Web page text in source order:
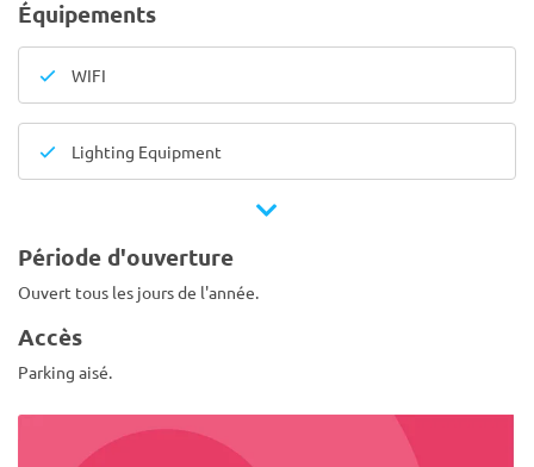
Équipements
WIFI
Lighting Equipment
Période d'ouverture
Ouvert tous les jours de l'année.
Accès
Parking aisé.